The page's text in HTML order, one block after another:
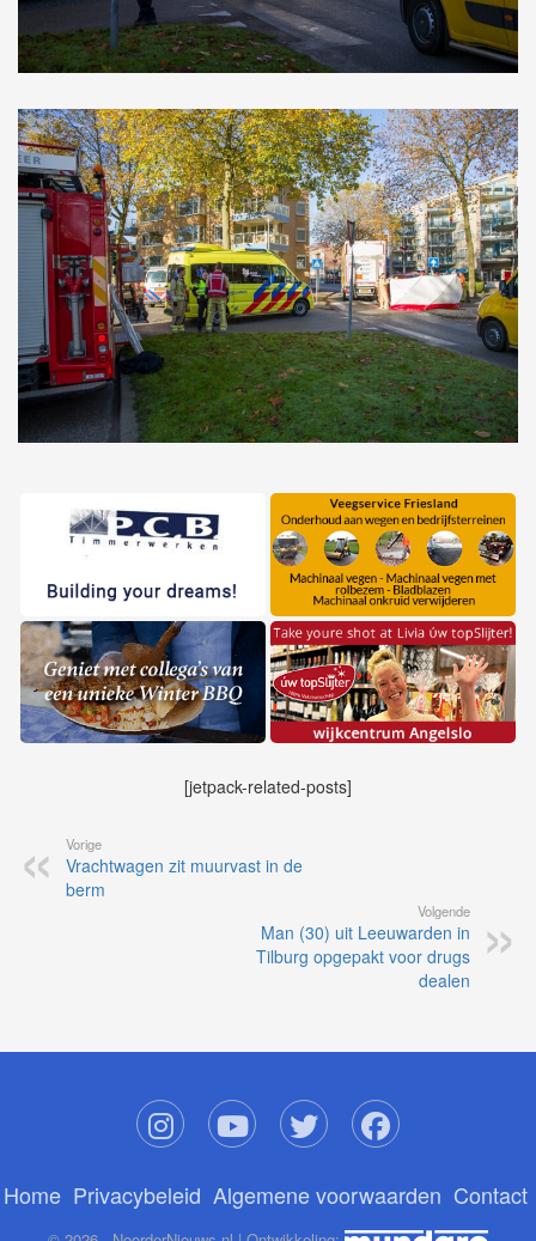
[jetpack-related-posts]
Vorige
Vrachtwagen zit muurvast in de
berm
Volgende
Man (30) uit Leeuwarden in
Tilburg opgepakt voor drugs
dealen
Home Privacybeleid Algemene voorwaarden Contact